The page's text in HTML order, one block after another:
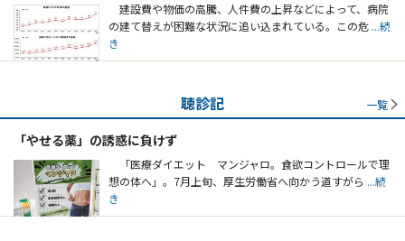
建設費や物価の高騰、人件費の上昇などによって、病院
の建て替えが困難な状況に追い込まれている。この危 ...続
き
聴診記 一覧
「やせる薬」の誘惑に負けず
「医療ダイエット マンジャロ。食欲コントロールで理
想の体へ」。7月上旬、厚生労働省へ向かう道すがら ...続
き